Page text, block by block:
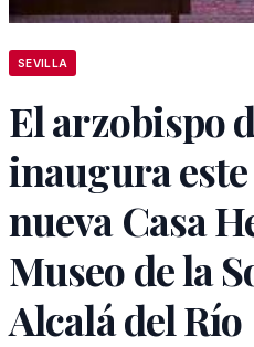
SEVILLA
El arzobispo
inaugura
nueva Casa
Museo de la
Alcalá del Río